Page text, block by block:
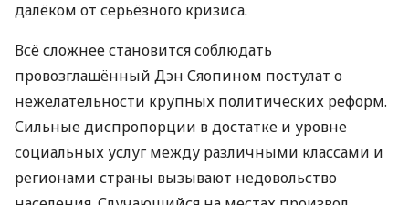
далёком от серьёзного кризиса.
Всё сложнее становится соблюдать
провозглашённый Дэн Сяопином постулат о
нежелательности крупных политических реформ.
Сильные диспропорции в достатке и уровне
социальных услуг между различными классами и
регионами страны вызывают недовольство